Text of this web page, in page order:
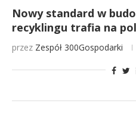
Nowy standard w
recyklingu trafia na
przez Zespół 300Gospodarki